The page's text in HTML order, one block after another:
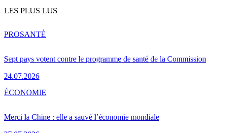
LES PLUS LUS
Sept pays votent contre le programme de santé de la Commission
24.07.2026
PROSANTÉ
Merci la Chine : elle a sauvé l’économie mondiale
ÉCONOMIE